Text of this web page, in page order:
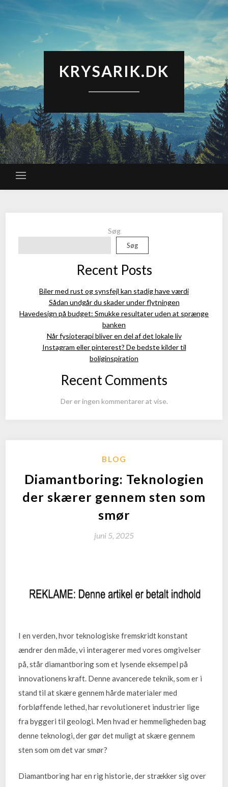
KRYSARIK.DK
Søg
Søg
Recent Posts
Biler med rust og synsfejl kan stadig have værdi
Sådan undgår du skader under flytningen
Havedesign på budget: Smukke resultater uden at sprænge
banken
Når fysioterapi bliver en del af det lokale liv
Instagram eller pinterest? De bedste kilder til
boliginspiration
Recent Comments
Der er ingen kommentarer at vise.
BLOG
Diamantboring: Teknologien
der skærer gennem sten som
smør
juni 5, 2025
I en verden, hvor teknologiske fremskridt konstant
ændrer den måde, vi interagerer med vores omgivelser
på, står diamantboring som et lysende eksempel på
innovationens kraft. Denne avancerede teknik, som er i
stand til at skære gennem hårde materialer med
forbløffende lethed, har revolutioneret industrier lige
fra byggeri til geologi. Men hvad er hemmeligheden bag
denne teknologi, der gør det muligt at skære gennem
sten som om det var smør?
Diamantboring har en rig historie, der strækker sig over